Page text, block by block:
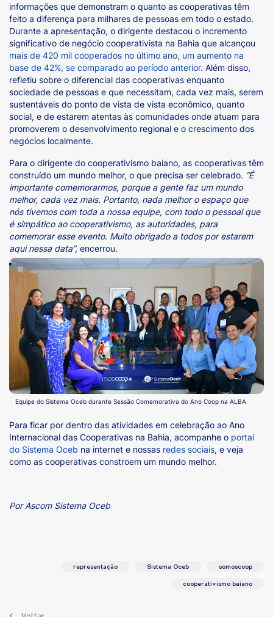
informações que demonstram o quanto as cooperativas têm
feito a diferença para milhares de pessoas em todo o estado.
Durante a apresentação, o dirigente destacou o incremento
significativo de negócio cooperativista na Bahia que alcançou
mais de 420 mil cooperados no último ano, um aumento na
base de 42%, se comparado ao período anterior. Além disso,
refletiu sobre o diferencial das cooperativas enquanto
sociedade de pessoas e que necessitam, cada vez mais, serem
sustentáveis do ponto de vista de vista econômico, quanto
social, e de estarem atentas às comunidades onde atuam para
promoverem o desenvolvimento regional e o crescimento dos
negócios localmente.
Para o dirigente do cooperativismo baiano, as cooperativas têm
construído um mundo melhor, o que precisa ser celebrado. “É
importante comemorarmos, porque a gente faz um mundo
melhor, cada vez mais. Portanto, nada melhor o espaço que
nós tivemos com toda a nossa equipe, com todo o pessoal que
é simpático ao cooperativismo, as autoridades, para
comemorar esse evento. Muito obrigado a todos por estarem
aqui nessa data”, encerrou.
Equipe do Sistema Oceb durante Sessão Comemorativa do Ano Coop na ALBA
Para ficar por dentro das atividades em celebração ao Ano
Internacional das Cooperativas na Bahia, acompanhe o portal
do Sistema Oceb na internet e nossas redes sociais, e veja
como as cooperativas constroem um mundo melhor.
Por Ascom Sistema Oceb
representação Sistema Oceb somoscoop
cooperativismo baiano